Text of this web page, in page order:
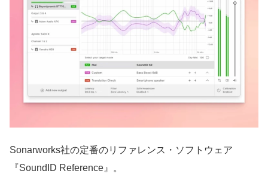
Sonarworks社の定番のリファレンス・ソフトウェア
『SoundID Reference』。